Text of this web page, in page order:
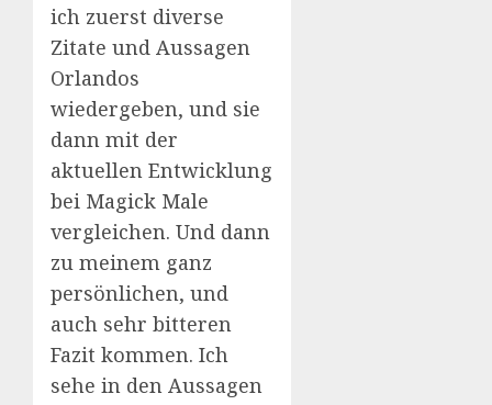
ich zuerst diverse
Zitate und Aussagen
Orlandos
wiedergeben, und sie
dann mit der
aktuellen Entwicklung
bei Magick Male
vergleichen. Und dann
zu meinem ganz
persönlichen, und
auch sehr bitteren
Fazit kommen. Ich
sehe in den Aussagen